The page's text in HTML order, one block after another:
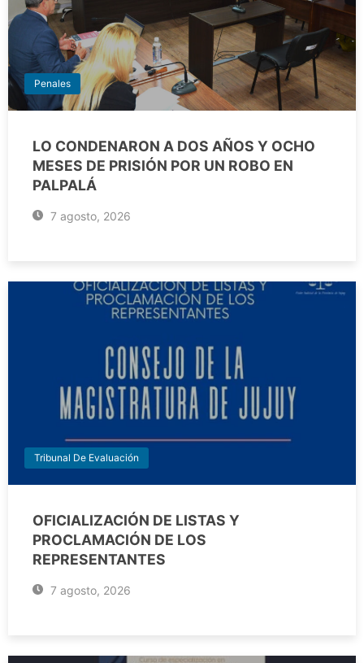
Penales
LO CONDENARON A DOS AÑOS Y OCHO
MESES DE PRISIÓN POR UN ROBO EN
PALPALÁ
7 agosto, 2026
Tribunal De Evaluación
OFICIALIZACIÓN DE LISTAS Y
PROCLAMACIÓN DE LOS
REPRESENTANTES
7 agosto, 2026